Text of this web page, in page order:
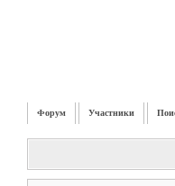
Форум Участники